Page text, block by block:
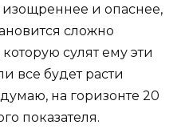
и опаснее,
сложно
сулят ему эти
все будет расти
на горизонте 20
показателя.